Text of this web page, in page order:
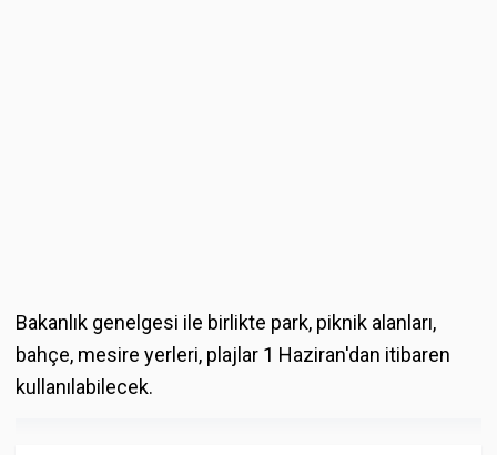
Bakanlık genelgesi ile birlikte park, piknik alanları,
bahçe, mesire yerleri, plajlar 1 Haziran'dan itibaren
kullanılabilecek.